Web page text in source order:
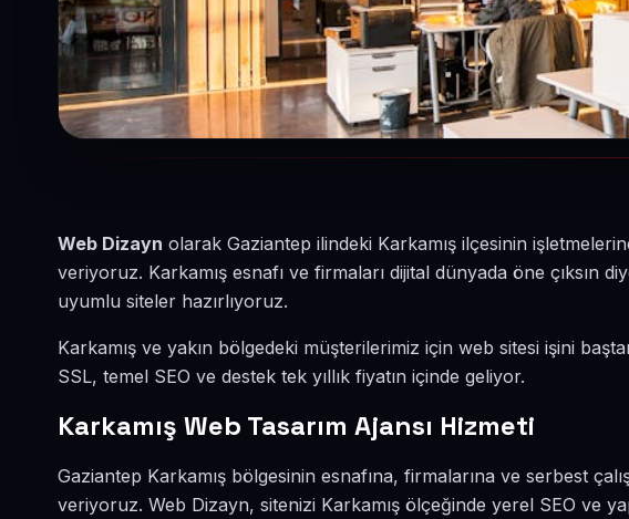
Web Dizayn olarak Gaziantep ilindeki Karkamış ilçesinin
veriyoruz. Karkamış esnafı ve firmaları dijital dünyada öne çıksın
uyumlu siteler hazırlıyoruz.
Karkamış ve yakın bölgedeki müşterilerimiz için web sitesi işini
SSL, temel SEO ve destek tek yıllık fiyatın içinde geliyor.
Karkamış Web Tasarım Ajansı Hizmeti
Gaziantep Karkamış bölgesinin esnafına, firmalarına ve serbest
veriyoruz. Web Dizayn, sitenizi Karkamış ölçeğinde yerel SEO ve